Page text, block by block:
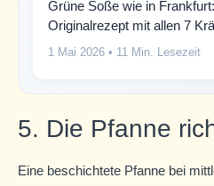
Grüne Soße wie in
Originalrezept mit allen 7
1 Mai 2026 • 11 Min. Lesezeit
5. Die Pfanne
Eine beschichtete Pfanne bei